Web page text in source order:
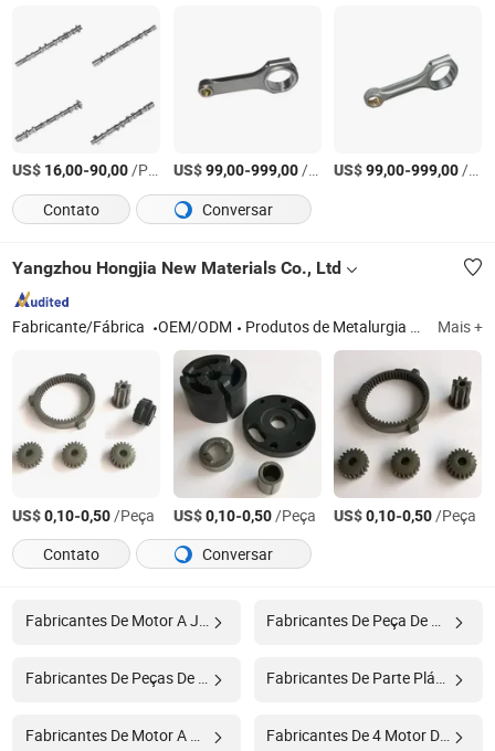
US$ 16,00-90,00/Peça US$99,00-999,00/Peça US$99,00-999,00/Peça
Contato
Conversar
Yangzhou Hongjia New Materials Co., Ltd
Fabricante/Fábrica OEM/ODM Produtos de Metalurgia do Pó Mais +
US$0,10-0,50/Peça US$0,10-0,50/Peça US$0,10-0,50/Peça
Contato
Conversar
Fabricantes De 4 Motor De Acidente Vascular Cerebral